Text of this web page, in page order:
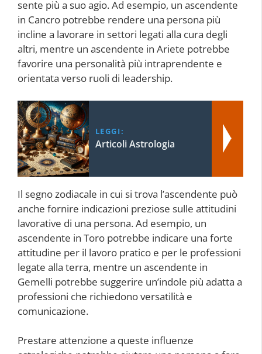
sente più a suo agio. Ad esempio, un ascendente
in Cancro potrebbe rendere una persona più
incline a lavorare in settori legati alla cura degli
altri, mentre un ascendente in Ariete potrebbe
favorire una personalità più intraprendente e
orientata verso ruoli di leadership.
LEGGI:
Articoli Astrologia
Il segno zodiacale in cui si trova l’ascendente può
anche fornire indicazioni preziose sulle attitudini
lavorative di una persona. Ad esempio, un
ascendente in Toro potrebbe indicare una forte
attitudine per il lavoro pratico e per le professioni
legate alla terra, mentre un ascendente in
Gemelli potrebbe suggerire un’indole più adatta a
professioni che richiedono versatilità e
comunicazione.
Prestare attenzione a queste influenze